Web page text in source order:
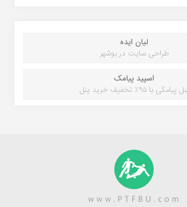
لیان ایده
طراحی سایت در بوشهر
اسپید پیامک
پیامکی با ۹۵٪ تخفیف خرید پنل